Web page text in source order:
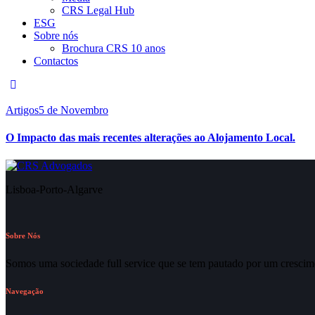
CRS Legal Hub
ESG
Sobre nós
Brochura CRS 10 anos
Contactos
Artigos5 de Novembro
O Impacto das mais recentes alterações ao Alojamento Local.
Lisboa-Porto-Algarve
Sobre Nós
Somos uma sociedade full service que se tem pautado por um
Navegação